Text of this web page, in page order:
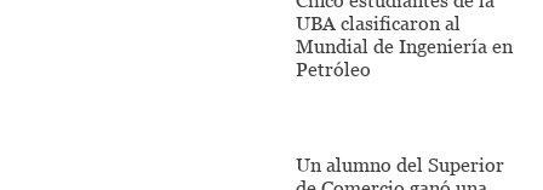
UBA clasificaron al
Mundial de Ingeniería en
Petróleo
Un alumno del Superior